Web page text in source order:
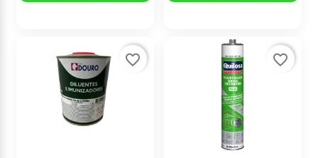
favorite_border favorite_border